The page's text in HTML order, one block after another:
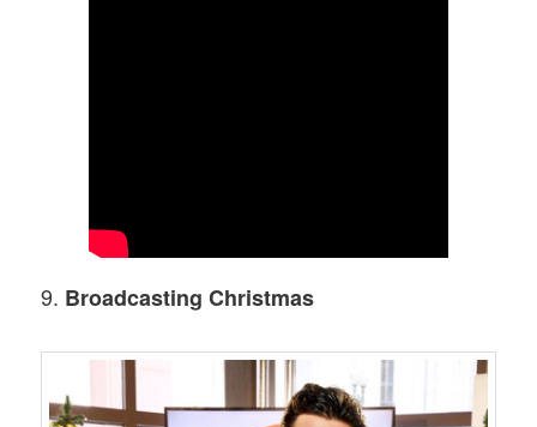
9. Broadcasting Christmas